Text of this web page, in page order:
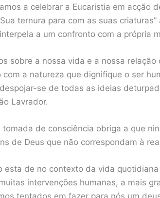
a celebrar a Eucaristia em acção
ternura para com as suas
a um confronto com a própria
sobre a nossa vida e a nossa
com a natureza que dignifique o ser
se de todas as ideias
Lavrador.
tomada de consciência obriga a que
de Deus que não correspondam à
esta de no contexto da vida
intervenções humanas, a mais